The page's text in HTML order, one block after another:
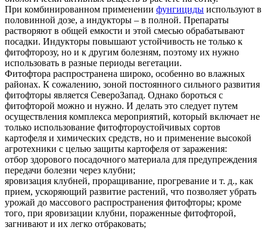
При комбинированном применении фунгициды используют в
половинной дозе, а индукторы – в полной. Препараты
растворяют в общей емкости и этой смесью обрабатывают
посадки. Индукторы повышают устойчивость не только к
фитофторозу, но и к другим болезням, поэтому их нужно
использовать в разные периоды вегетации.
Фитофтора распространена широко, особенно во влажных
районах. К сожалению, зоной постоянного сильного развития
фитофторы является Северо­Запад. Однако бороться с
фитофторой можно и нужно. И делать это следует путем
осуществления комплекса мероприятий, который включает не
только использование фитофтороустойчивых сортов
картофеля и химических средств, но и применение высокой
агротехники с целью защиты картофеля от заражения:
отбор здорового посадочного материала для предупреждения
передачи болезни через клубни;
яровизация клубней, проращивание, прогревание и т. д., как
прием, ускоряющий развитие растений, что позволяет убрать
урожай до массового распространения фитофторы; кроме
того, при яровизации клубни, пораженные фитофторой,
загнивают и их легко отбраковать;